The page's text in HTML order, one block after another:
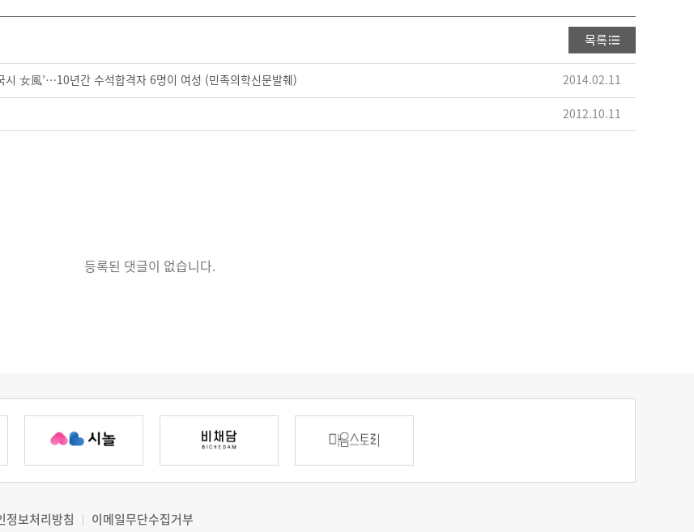
목록
女風’…10년간 수석합격자 6명이 여성 (민족의학신문발췌) 2014.02.11
2012.10.11
등록된 댓글이 없습니다.
정보처리방침 이메일무단수집거부